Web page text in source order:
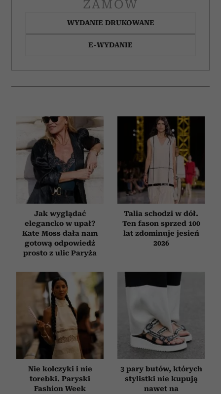
ZAMÓW
WYDANIE DRUKOWANE
E-WYDANIE
Jak wyglądać
elegancko w upał?
Kate Moss dała nam
gotową odpowiedź
prosto z ulic Paryża
Talia schodzi w dół.
Ten fason sprzed 100
lat zdominuje jesień
2026
Nie kolczyki i nie
torebki. Paryski
Fashion Week
3 pary butów, których
stylistki nie kupują
nawet na